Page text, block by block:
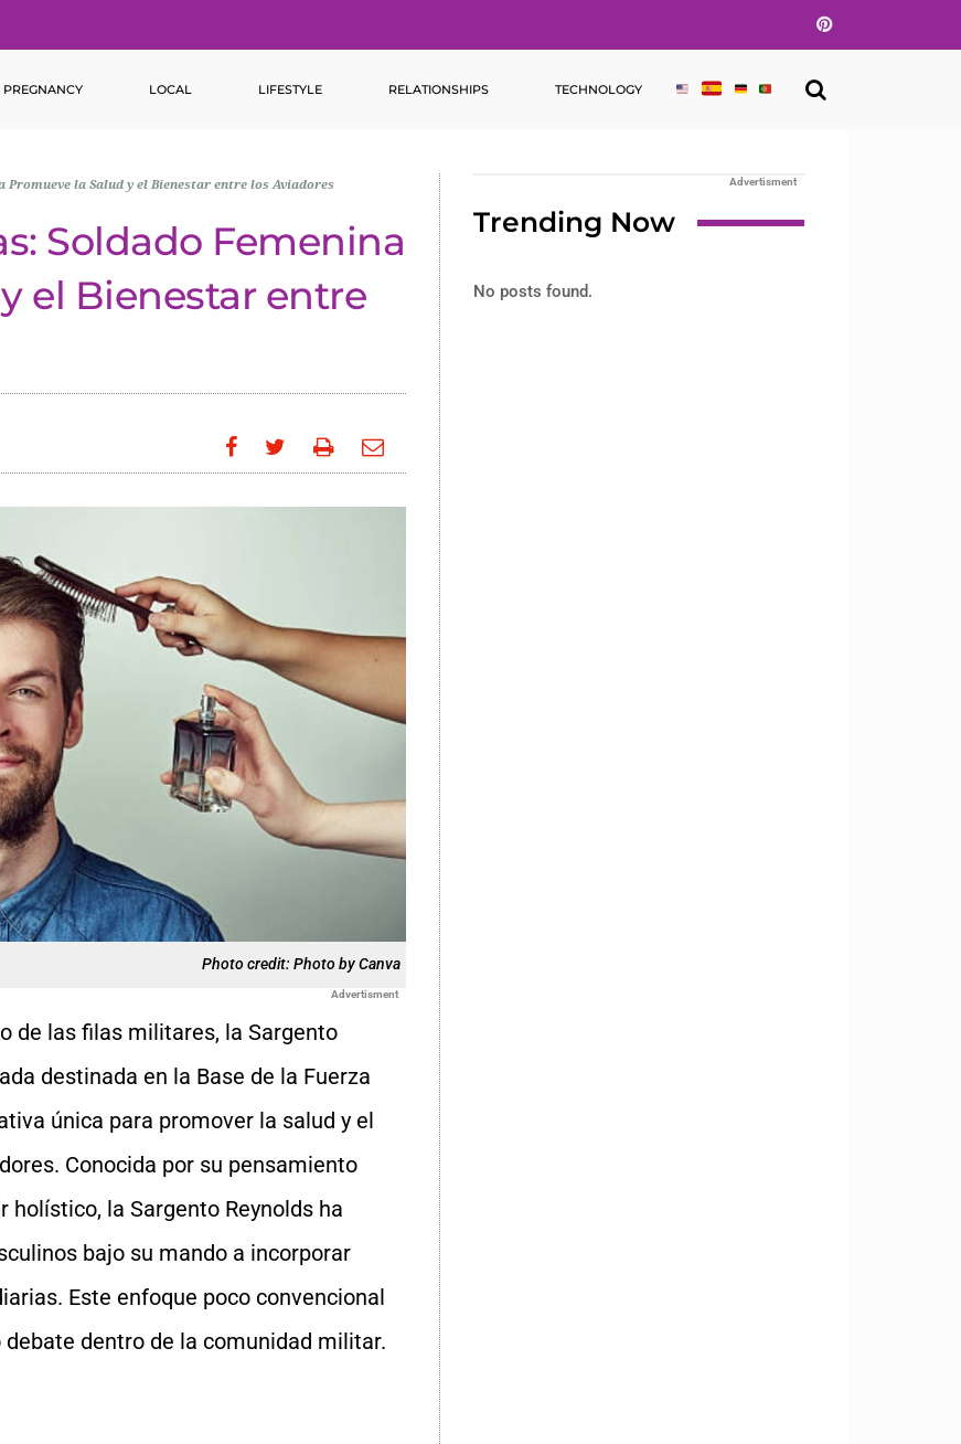
Pinterest
PREGNANCY LOCAL LIFESTYLE RELATIONSHIPS TECHNOLOGY
la Salud y el Bienestar entre los Aviadores
Soldado Femenina
el Bienestar entre
Photo credit: Photo by Canva
Advertisment
de las filas militares, la Sargento
destinada en la Base de la Fuerza
única para promover la salud y el
Conocida por su pensamiento
holístico, la Sargento Reynolds ha
bajo su mando a incorporar
Este enfoque poco convencional
dentro de la comunidad militar.
Advertisment
Trending Now
No posts found.